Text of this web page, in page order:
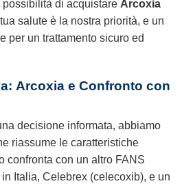
di acquistare Arcoxia
salute è la nostra priorità, e un
per un trattamento sicuro ed
Arcoxia e Confronto con
decisione informata, abbiamo
riassume le caratteristiche
confronta con un altro FANS
Italia, Celebrex (celecoxib), e un